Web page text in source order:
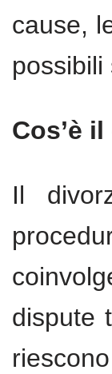
cause,
possibili
Cos’è
Il
dispute